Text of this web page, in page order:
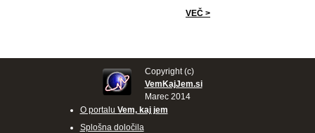
VEČ >
Copyright (c)
VemKajJem.si
Marec 2014
O portalu Vem, kaj jem
Splošna določila